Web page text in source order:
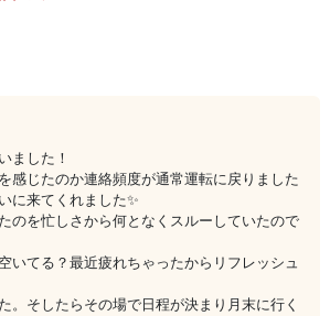
ました！
感じたのか連絡頻度が通常運転に戻りました
来てくれました✨
のを忙しさから何となくスルーしていたので
いてる？最近疲れちゃったからリフレッシュ
。そしたらその場で日程が決まり月末に行く